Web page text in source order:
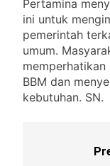
Pertamina
ini untuk
pemerintah
umum.
BBM dan
kebutuhan. SN.